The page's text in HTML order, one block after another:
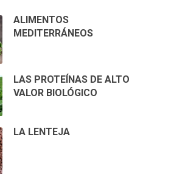
ALIMENTOS
MEDITERRÁNEOS
LAS PROTEÍNAS DE ALTO
VALOR BIOLÓGICO
LA LENTEJA